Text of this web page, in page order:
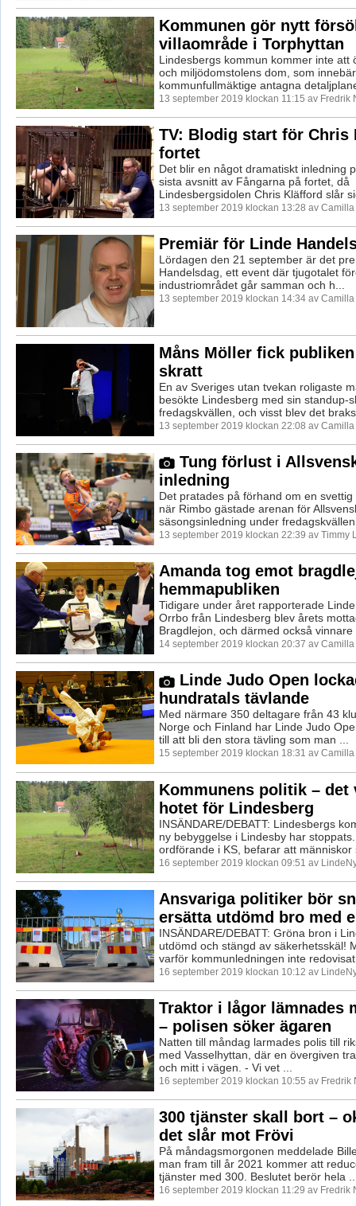
Kommunen gör nytt
villaområde i Torphyttan
Lindesbergs kommun kommer inte att
och miljödomstolens dom, som
kommunfullmäktige antagna
13 september 2019 klockan 11:15 av Fredrik
TV: Blodig start för Chris
fortet
Det blir en något dramatiskt inledning
sista avsnitt av Fångarna på fortet, då
Lindesbergsidolen Chris Kläfford slår
13 september 2019 klockan 13:28 av
Premiär för Linde
Lördagen den 21 september är det
Handelsdag, ett event där tjugotalet
industriområdet går samman och h...
13 september 2019 klockan 14:34 av
Måns Möller fick
skratt
En av Sveriges utan tvekan roligaste
besökte Lindesberg med sin standup-
fredagskvällen, och visst blev det
13 september 2019 klockan 22:08 av
Tung förlust i
inledning
Det pratades på förhand om en
när Rimbo gästade arenan för
säsongsinledning under
13 september 2019 klockan 22:39 av Timmy
Amanda tog emot
hemmapubliken
Tidigare under året rapporterade
Orrbo från Lindesberg blev årets
Bragdlejon, och därmed också vinnare
14 september 2019 klockan 20:37 av
Linde Judo Open
hundratals tävlande
Med närmare 350 deltagare från 43
Norge och Finland har Linde Judo
till att bli den stora tävling som man ...
15 september 2019 klockan 18:31 av
Kommunens politik – det
hotet för Lindesberg
INSÄNDARE/DEBATT: Lindesbergs
ny bebyggelse i Lindesby har
ordförande i KS, befarar att människor
16 september 2019 klockan 09:51 av
Ansvariga politiker bör
ersätta utdömd bro med
INSÄNDARE/DEBATT: Gröna bron i
utdömd och stängd av säkerhetsskäl!
varför kommunledningen inte
16 september 2019 klockan 10:12 av
Traktor i lågor lämnades
– polisen söker ägaren
Natten till måndag larmades polis till
med Vasselhyttan, där en övergiven
och mitt i vägen. - Vi vet ...
16 september 2019 klockan 10:55 av Fredrik
300 tjänster skall bort –
det slår mot Frövi
På måndagsmorgonen meddelade
man fram till år 2021 kommer att
tjänster med 300. Beslutet berör hela
16 september 2019 klockan 11:29 av Fredrik